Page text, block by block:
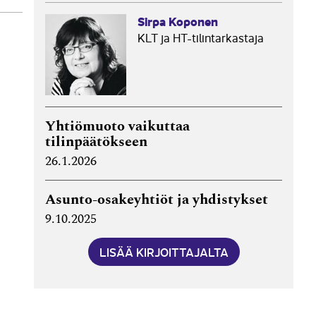
Sirpa Koponen
KLT ja HT-tilintarkastaja
Yhtiömuoto vaikuttaa
tilinpäätökseen
26.1.2026
Asunto-osakeyhtiöt ja yhdistykset
9.10.2025
LISÄÄ KIRJOITTAJALTA